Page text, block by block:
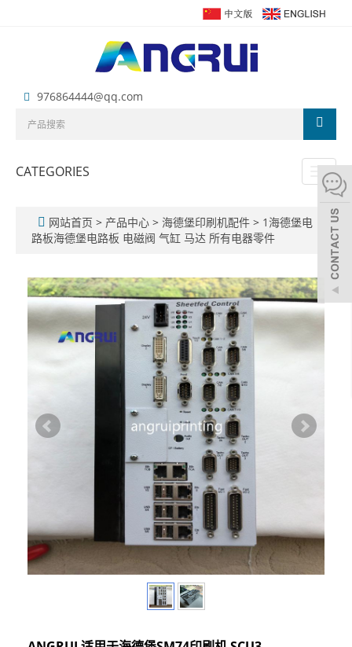
976864444@qq.com
Toggle
CATEGORIES
网站首页 > 产品中心 > 海德堡印刷机配件 > 1海德堡电
路板海德堡电路板 电磁阀 气缸 马达 所有电器零件